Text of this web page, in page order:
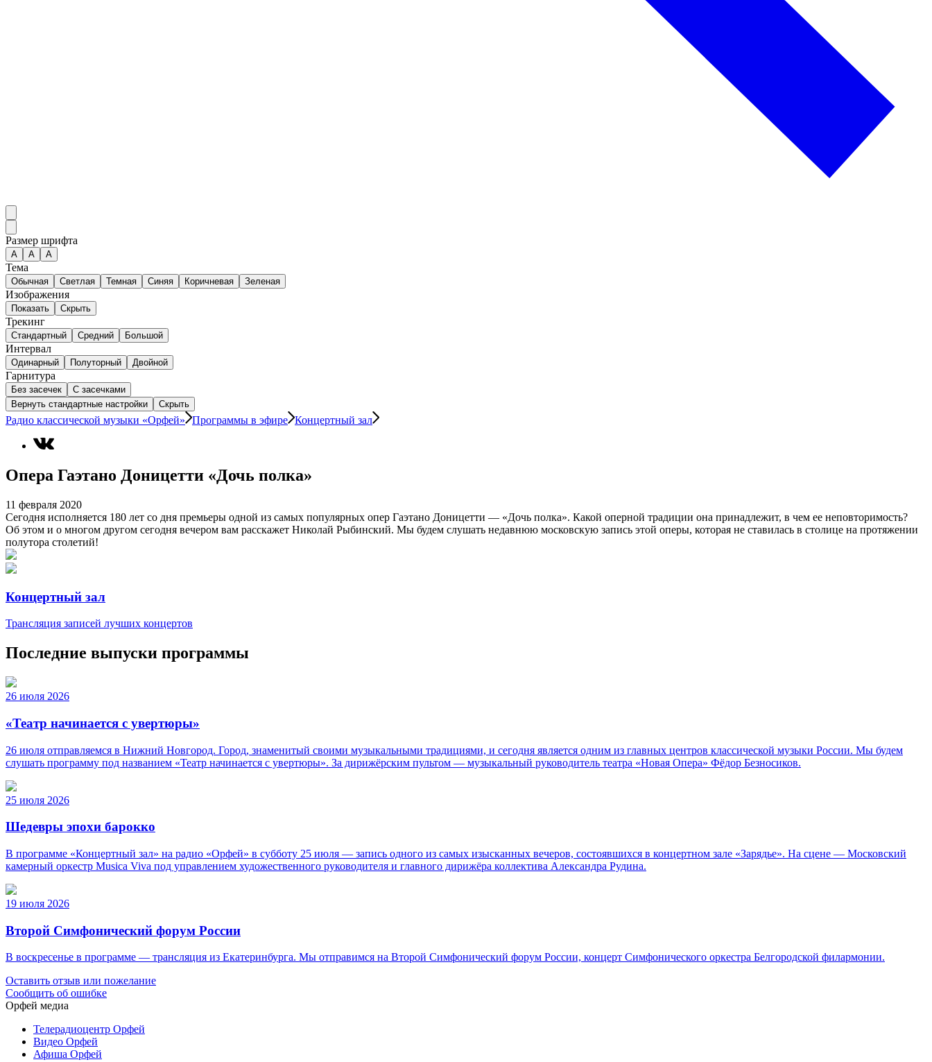
Размер шрифта
А A A
Тема
Обычная Светлая Темная Синяя Коричневая Зеленая
Изображения
Показать Скрыть
Трекинг
Стандартный Средний Большой
Интервал
Одинарный Полуторный Двойной
Гарнитура
Без засечек
С засечками
Вернуть стандартные настройки
Скрыть
Радио классической музыки «Орфей» Программы в эфире Концертный зал
Опера Гаэтано Доницетти «Дочь полка»
11 февраля 2020
Сегодня исполняется 180 лет со дня премьеры одной из самых популярных опер Гаэтано Доницетти — «Дочь полка». Какой оперной традиции она принадлежит, в чем ее неповторимость?
Об этом и о многом другом сегодня вечером вам расскажет Николай Рыбинский. Мы будем слушать недавнюю московскую запись этой оперы, которая не ставилась в столице на протяжении
полутора столетий!
Концертный зал
Трансляция записей лучших концертов
Последние выпуски программы
26 июля 2026
«Театр начинается с увертюры»
26 июля отправляемся в Нижний Новгород. Город, знаменитый своими музыкальными традициями, и сегодня является одним из главных центров классической музыки России. Мы будем
слушать программу под названием «Театр начинается с увертюры». За дирижёрским пультом — музыкальный руководитель театра «Новая Опера» Фёдор Безносиков.
25 июля 2026
Шедевры эпохи барокко
В программе «Концертный зал» на радио «Орфей» в субботу 25 июля — запись одного из самых изысканных вечеров, состоявшихся в концертном зале «Зарядье». На сцене — Московский
камерный оркестр Musica Viva под управлением художественного руководителя и главного дирижёра коллектива Александра Рудина.
19 июля 2026
Второй Симфонический форум России
В воскресенье в программе — трансляция из Екатеринбурга. Мы отправимся на Второй Симфонический форум России, концерт Симфонического оркестра Белгородской филармонии.
Оставить отзыв или пожелание
Сообщить об ошибке
Орфей медиа
Телерадиоцентр Орфей
Видео Орфей
Афиша Орфей